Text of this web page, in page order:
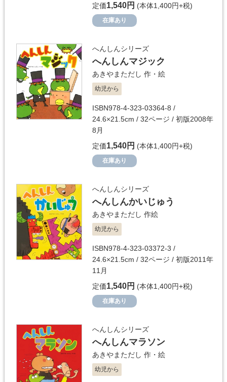
定価1,540円 (本体1,400円+税)
在庫あり
へんしんシリーズ
へんしんマジック
あきやまただし 作・絵
幼児から
ISBN978-4-323-03364-8 /
24.6×21.5cm / 32ページ / 初版2008年
8月
定価1,540円 (本体1,400円+税)
在庫あり
へんしんシリーズ
へんしんかいじゅう
あきやまただし 作絵
幼児から
ISBN978-4-323-03372-3 /
24.6×21.5cm / 32ページ / 初版2011年
11月
定価1,540円 (本体1,400円+税)
在庫あり
へんしんシリーズ
へんしんマラソン
あきやまただし 作・絵
幼児から